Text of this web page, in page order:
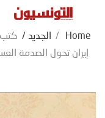
Home
/ الجديد /
إيران تحول الصدمة